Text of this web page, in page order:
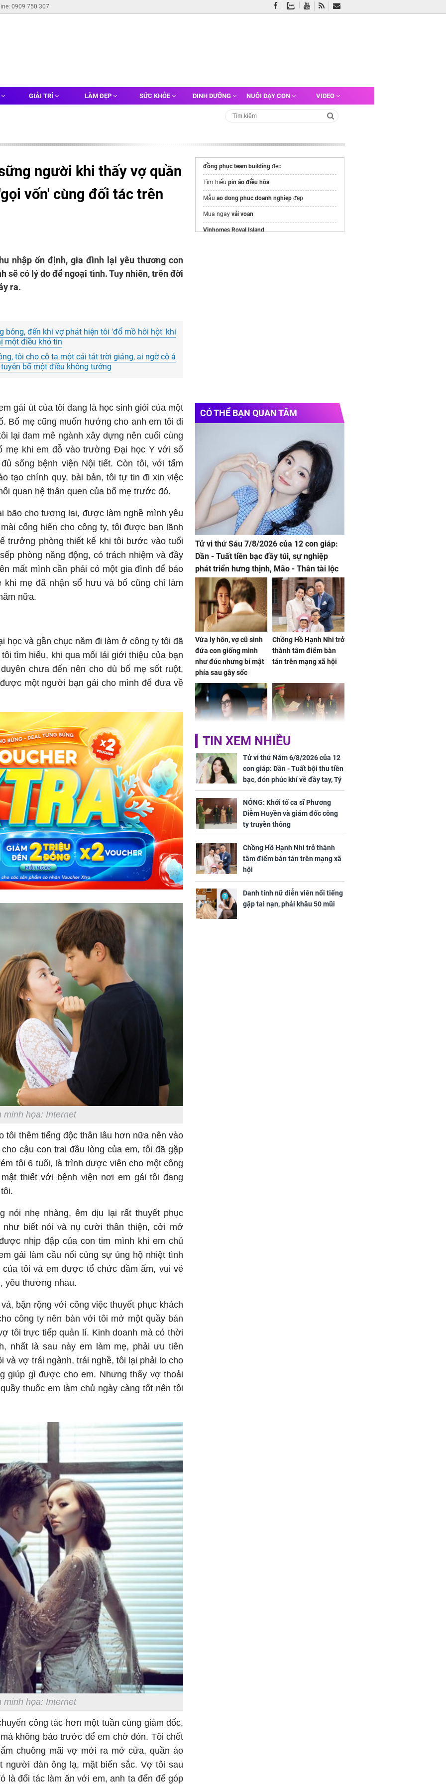
0909 750 307
GIẢI TRÍ LÀM ĐẸP SỨC KHỎE DINH DƯỠNG NUÔI DẠY CON VIDEO
người khi thấy vợ quần
vốn' cùng đối tác trên
nhập ổn định, gia đình lại yêu thương con
sẽ có lý do để ngoại tình. Tuy nhiên, trên đời
ra.
bỏng, đến khi vợ phát hiện tôi 'đổ mồ hôi hột' khi
một điều khó tin
tôi cho cô ta một cái tát trời giáng, ai ngờ cô ả
bố một điều không tưởng
gái út của tôi đang là học sinh giỏi của một
Bố mẹ cũng muốn hướng cho anh em tôi đi
lại đam mê ngành xây dựng nên cuối cùng
mẹ khi em đỗ vào trường Đại học Y với số
sống bệnh viện Nội tiết. Còn tôi, với tấm
tạo chính quy, bài bản, tôi tự tin đi xin việc
quan hệ thân quen của bố mẹ trước đó.
bão cho tương lai, được làm nghề mình yêu
cống hiến cho công ty, tôi được ban lãnh
trưởng phòng thiết kế khi tôi bước vào tuổi
phòng năng động, có trách nhiệm và đầy
mất mình cần phải có một gia đình để báo
khi mẹ đã nhận sổ hưu và bố cũng chỉ làm
nữa.
học và gần chục năm đi làm ở công ty tôi đã
tìm hiểu, khi qua mối lái giới thiệu của bạn
chưa đến nên cho dù bố mẹ sốt ruột,
một người bạn gái cho mình để đưa về
minh họa: Internet
tôi thêm tiếng độc thân lâu hơn nữa nên vào
cậu con trai đầu lòng của em, tôi đã gặp
tôi 6 tuổi, là trình dược viên cho một công
thiết với bệnh viện nơi em gái tôi đang
nói nhẹ nhàng, êm dịu lại rất thuyết phục
như biết nói và nụ cười thân thiện, cởi mở
nhịp đập của con tim mình khi em chủ
gái làm cầu nối cùng sự ủng hộ nhiệt tình
tôi và em được tổ chức đầm ấm, vui vẻ
yêu thương nhau.
bận rộng với công việc thuyết phục khách
công ty nên bàn với tôi mở một quầy bán
tôi trực tiếp quản lí. Kinh doanh mà có thời
nhất là sau này em làm mẹ, phải ưu tiên
và vợ trái ngành, trái nghề, tôi lại phải lo cho
giúp gì được cho em. Nhưng thấy vợ thoải
thuốc em làm chủ ngày càng tốt nên tôi
minh họa: Internet
công tác hơn một tuần cùng giám đốc,
không báo trước để em chờ đón. Tôi chết
chuông mãi vợ mới ra mở cửa, quần áo
người đàn ông lạ, mặt biến sắc. Vợ tôi sau
là đối tác làm ăn với em, anh ta đến để góp
đồng phục team building đẹp
Tìm hiểu pin áo điều hòa
Mẫu ao dong phuc doanh nghiep đẹp
Mua ngay vải voan
Vinhomes Royal Island
CÓ THỂ BẠN QUAN TÂM
Tử vi thứ Sáu 7/8/2026 của 12 con giáp:
Dần - Tuất tiền bạc đầy túi, sự nghiệp
phát triển hưng thịnh, Mão - Thân tài lộc
ảm đạm, mọi sự khó thành công mỹ mãn
Vừa ly hôn, vợ cũ sinh
đứa con giống mình
như đúc nhưng bí mật
phía sau gây sốc
Chồng Hồ Hạnh Nhi trở
thành tâm điểm bàn
tán trên mạng xã hội
Nhan sắc ở tuổi 20 của
con gái Vương Phi sau
4 lần phẫu thuật gây
bất ngờ
NÓNG: Khởi tố ca sĩ
Phương Diễm Huyền
và giám đốc công ty
truyền thông
Danh tính nữ diễn viên
nổi tiếng gặp tai nạn,
phải khâu 50 mũi
TIN XEM NHIỀU
Tử vi thứ Năm 6/8/2026 của 12
con giáp: Dần - Tuất bội thu tiền
bạc, đón phúc khí về đầy tay, Tý
- Mão công việc khó khăn, tiền
bạc đội nón ra đi
NÓNG: Khởi tố ca sĩ Phương
Diễm Huyền và giám đốc công
ty truyền thông
Chồng Hồ Hạnh Nhi trở thành
tâm điểm bàn tán trên mạng xã
hội
Danh tính nữ diễn viên nổi tiếng
gặp tai nạn, phải khâu 50 mũi